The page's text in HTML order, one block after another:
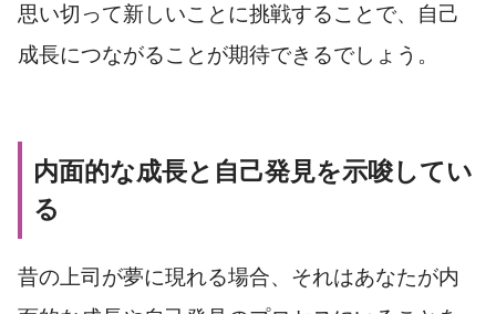
思い切って新しいことに挑戦することで、自己
成長につながることが期待できるでしょう。
内面的な成長と自己発見を示唆してい
る
昔の上司が夢に現れる場合、それはあなたが内